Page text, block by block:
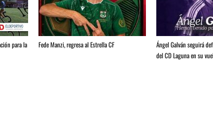
para la
Fede Manzi, regresa al Estrella CF
Ángel Galván seguirá
del CD Laguna en su